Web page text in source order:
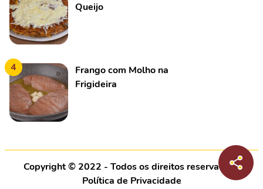
Queijo
4
Frango com Molho na
Frigideira
Copyright © 2022 - Todos os direitos reservados |
Política de Privacidade